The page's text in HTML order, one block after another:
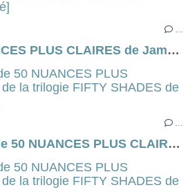
CINQUANTE NUANCES PLUS CLAIRES de James Foley [résumé]
…
Un résumé rigolo de 50 NUANCES PLUS CLAIRES, le tome 3 de la trilogie FIFTY SHADES de EL James - Partie 4.